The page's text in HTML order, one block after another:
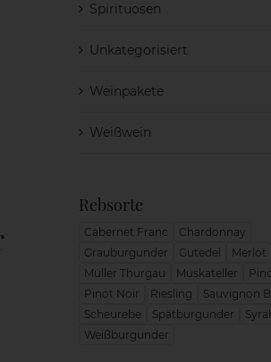
Spirituosen
Unkategorisiert
Weinpakete
Weißwein
Rebsorte
Cabernet Franc
Chardonnay
Grauburgunder
Gutedel
Merlot
Müller Thurgau
Muskateller
Pinot Noir
Riesling
Sauvignon
Scheurebe
Spätburgunder
Weißburgunder